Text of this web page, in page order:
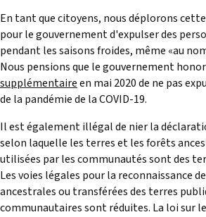
En tant que citoyens, nous déplorons
pour le gouvernement d'expulser des
pendant les saisons froides, même «au
Nous pensions que le gouvernement
supplémentaireen mai 2020 de ne pas
de la pandémie de la COVID-19.
Il est également illégal de nier la
selon laquelle les terres et les forêts
utilisées par les communautés sont des
Les voies légales pour la reconnaissance
ancestrales ou transférées des terres
communautaires sont réduites. La loi sur